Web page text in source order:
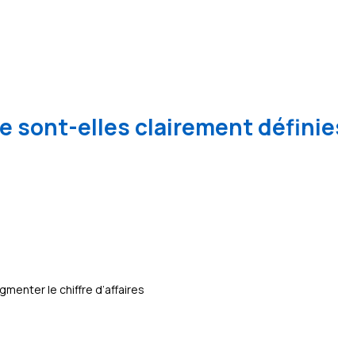
sont-elles clairement
le chiffre d’affaires